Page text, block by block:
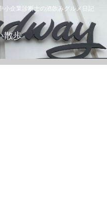
小企業診断士の酒飲みグルメ日記
散歩